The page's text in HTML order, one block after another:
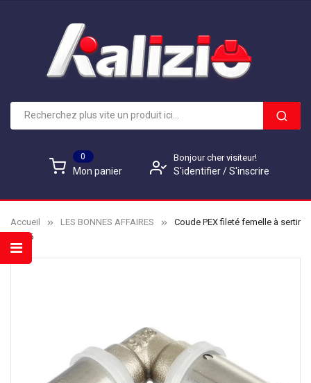
0
Mon panier
Bonjour cher visiteur!
S'identifier/ S'inscrire
Accueil LES BONNES AFFAIRES
Coude PEX fileté femelle à sertir
12/16